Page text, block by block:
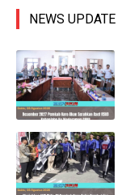
NEWS UPDATE